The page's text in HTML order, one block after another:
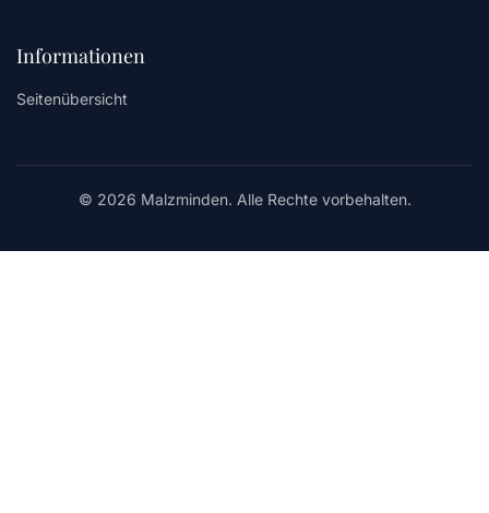
Informationen
Seitenübersicht
© 2026 Malzminden. Alle Rechte vorbehalten.